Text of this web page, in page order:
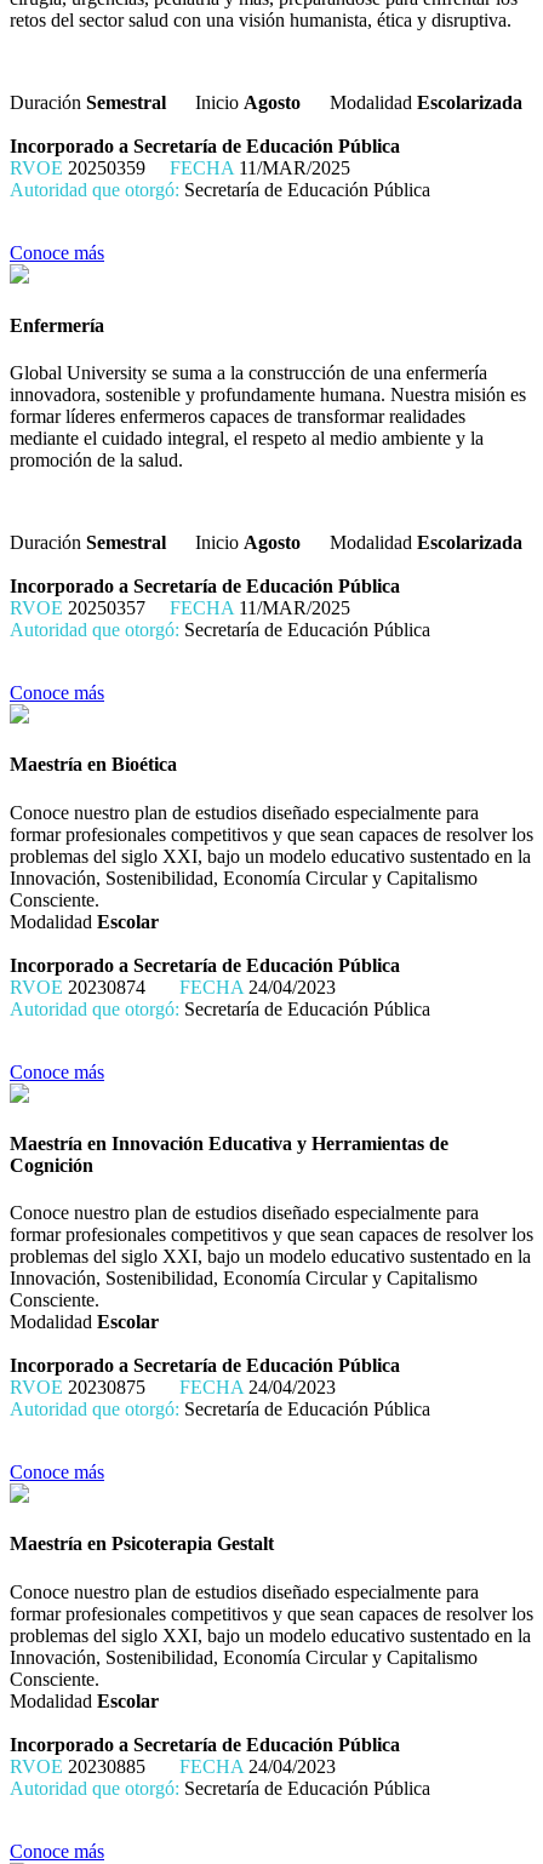
retos del sector salud con una visión humanista, ética y disruptiva.
Duración Semestral Inicio Agosto Modalidad Escolarizada
Incorporado a Secretaría de Educación Pública
RVOE 20250359 FECHA11/MAR/2025
Autoridad que otorgó: Secretaría de Educación Pública
Conoce más
Enfermería
Global University se suma a la construcción de una enfermería
innovadora, sostenible y profundamente humana. Nuestra misión es
formar líderes enfermeros capaces de transformar realidades
mediante el cuidado integral, el respeto al medio ambiente y la
promoción de la salud.
Duración Semestral Inicio Agosto Modalidad Escolarizada
Incorporado a Secretaría de Educación Pública
RVOE 20250357 FECHA 11/MAR/2025
Autoridad que otorgó: Secretaría de Educación Pública
Conoce más
Maestría en Bioética
Conoce nuestro plan de estudios diseñado especialmente para
formar profesionales competitivos y que sean capaces de resolver los
problemas del siglo XXI, bajo un modelo educativo sustentado en la
Innovación, Sostenibilidad, Economía Circular y Capitalismo
Consciente.
Modalidad Escolar
Incorporado a Secretaría de Educación Pública
RVOE 20230874 FECHA 24/04/2023
Autoridad que otorgó: Secretaría de Educación Pública
Conoce más
Maestría en Innovación Educativa y Herramientas de
Cognición
Conoce nuestro plan de estudios diseñado especialmente para
formar profesionales competitivos y que sean capaces de resolver los
problemas del siglo XXI, bajo un modelo educativo sustentado en la
Innovación, Sostenibilidad, Economía Circular y Capitalismo
Consciente.
Modalidad Escolar
Incorporado a Secretaría de Educación Pública
RVOE 20230875 FECHA 24/04/2023
Autoridad que otorgó: Secretaría de Educación Pública
Conoce más
Maestría en Psicoterapia Gestalt
Conoce nuestro plan de estudios diseñado especialmente para
formar profesionales competitivos y que sean capaces de resolver los
problemas del siglo XXI, bajo un modelo educativo sustentado en la
Innovación, Sostenibilidad, Economía Circular y Capitalismo
Consciente.
Modalidad Escolar
Incorporado a Secretaría de Educación Pública
RVOE 20230885 FECHA 24/04/2023
Autoridad que otorgó: Secretaría de Educación Pública
Conoce más